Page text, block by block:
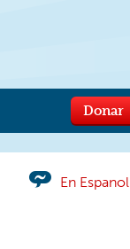
Donar
En Espanol